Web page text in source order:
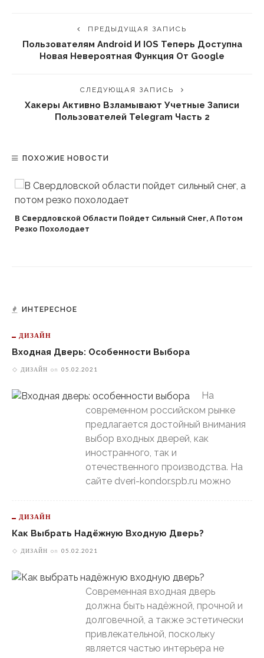
ПРЕДЫДУЩАЯ ЗАПИСЬ
Пользователям Android И IOS Теперь Доступна
Новая Невероятная Функция От Google
СЛЕДУЮЩАЯ ЗАПИСЬ
Хакеры Активно Взламывают Учетные Записи
Пользователей Telegram Часть 2
ПОХОЖИЕ НОВОСТИ
В Свердловской Области Пойдет Сильный Снег, А Потом
Резко Похолодает
ИНТЕРЕСНОЕ
ДИЗАЙН
Входная Дверь: Особенности Выбора
ДИЗАЙН on 05.02.2021
На
современном российском рынке
предлагается достойный внимания
выбор входных дверей, как
иностранного, так и
отечественного производства. На
сайте dveri-kondor.spb.ru можно
ДИЗАЙН
Как Выбрать Надёжную Входную Дверь?
ДИЗАЙН on 05.02.2021
Современная входная дверь
должна быть надёжной, прочной и
долговечной, а также эстетически
привлекательной, поскольку
является частью интерьера не